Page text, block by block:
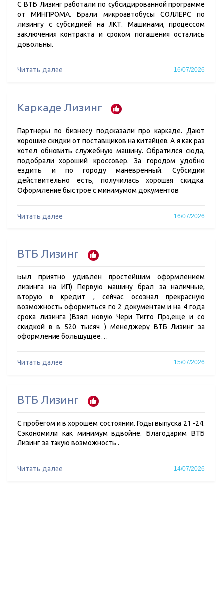
С ВТБ Лизинг работали по субсидированной программе
от МИНПРОМА. Брали микроавтобусы СОЛЛЕРС по
лизингу с субсидией на ЛКТ. Машинами, процессом
заключения контракта и сроком погашения остались
довольны.
Читать далее 16/07/2026
Каркаде Лизинг
Партнеры по бизнесу подсказали про каркаде. Дают
хорошие скидки от поставщиков на китайцев. А я как раз
хотел обновить служебную машину. Обратился сюда,
подобрали хороший кроссовер. За городом удобно
ездить и по городу маневренный. Субсидии
действительно есть, получилась хорошая скидка.
Оформление быстрое с минимумом документов
Читать далее 16/07/2026
ВТБ Лизинг
Был приятно удивлен простейшим оформлением
лизинга на ИП) Первую машину брал за наличные,
вторую в кредит , сейчас осознал прекрасную
возможность оформиться по 2 документам и на 4 года
срока лизинга )Взял новую Чери Тигго Про,еще и со
скидкой в в 520 тысяч ) Менеджеру ВТБ Лизинг за
оформление большущее…
Читать далее 15/07/2026
ВТБ Лизинг
С пробегом и в хорошем состоянии. Годы выпуска 21 -24.
Сэкономили как минимум вдвойне. Благодарим ВТБ
Лизинг за такую возможность .
Читать далее 14/07/2026